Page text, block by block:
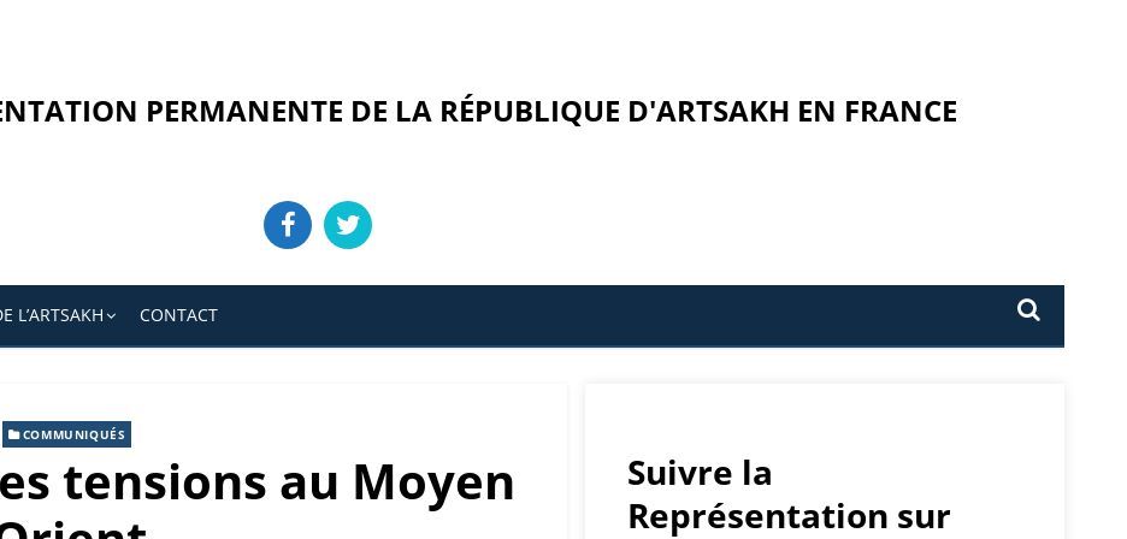
PERMANENTE DE LA RÉPUBLIQUE D'ARTSAKH EN FRANCE
L’ARTSAKH CONTACT
COMMUNIQUÉS
tensions au Moyen
Suivre la
Représentation sur